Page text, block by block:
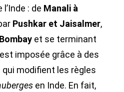
: de Manali à
Pushkar et Jaisalmer,
Bombay et se terminant
imposée grâce à des
modifient les règles
en Inde. En fait,